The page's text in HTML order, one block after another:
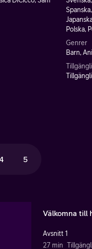
Polska,
Genrer
Barn,
5
Välkomna till
Avsnitt 1
27 min